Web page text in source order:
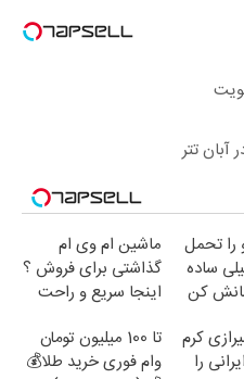
را تحمل
ساده
کن
ماشین ام وی ام
گذاشتی برای فروش ؟
اینجا سریع و راحت
کرم
را
تا 100 میلیون تومان
وام فوری خرید طلا💰